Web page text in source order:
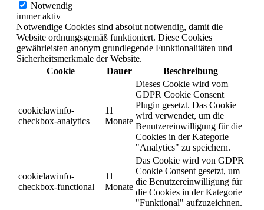
Notwendig
immer aktiv
Notwendige Cookies sind absolut notwendig, damit die
Website ordnungsgemäß funktioniert. Diese Cookies
gewährleisten anonym grundlegende Funktionalitäten und
Sicherheitsmerkmale der Website.
Cookie
Dauer Beschreibung
cookielawinfo-
checkbox-analytics
11
Monate
Dieses Cookie wird vom
GDPR Cookie Consent
Plugin gesetzt. Das Cookie
wird verwendet, um die
Benutzereinwilligung für die
Cookies in der Kategorie
"Analytics" zu speichern.
cookielawinfo-
checkbox-functional
11
Monate
Das Cookie wird von GDPR
Cookie Consent gesetzt, um
die Benutzereinwilligung für
die Cookies in der Kategorie
"Funktional" aufzuzeichnen.